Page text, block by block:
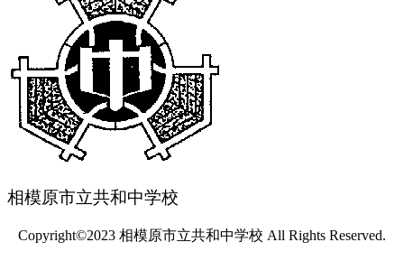
相模原市立共和中学校
Copyright©2023 相模原市立共和中学校 All Rights Reserved.